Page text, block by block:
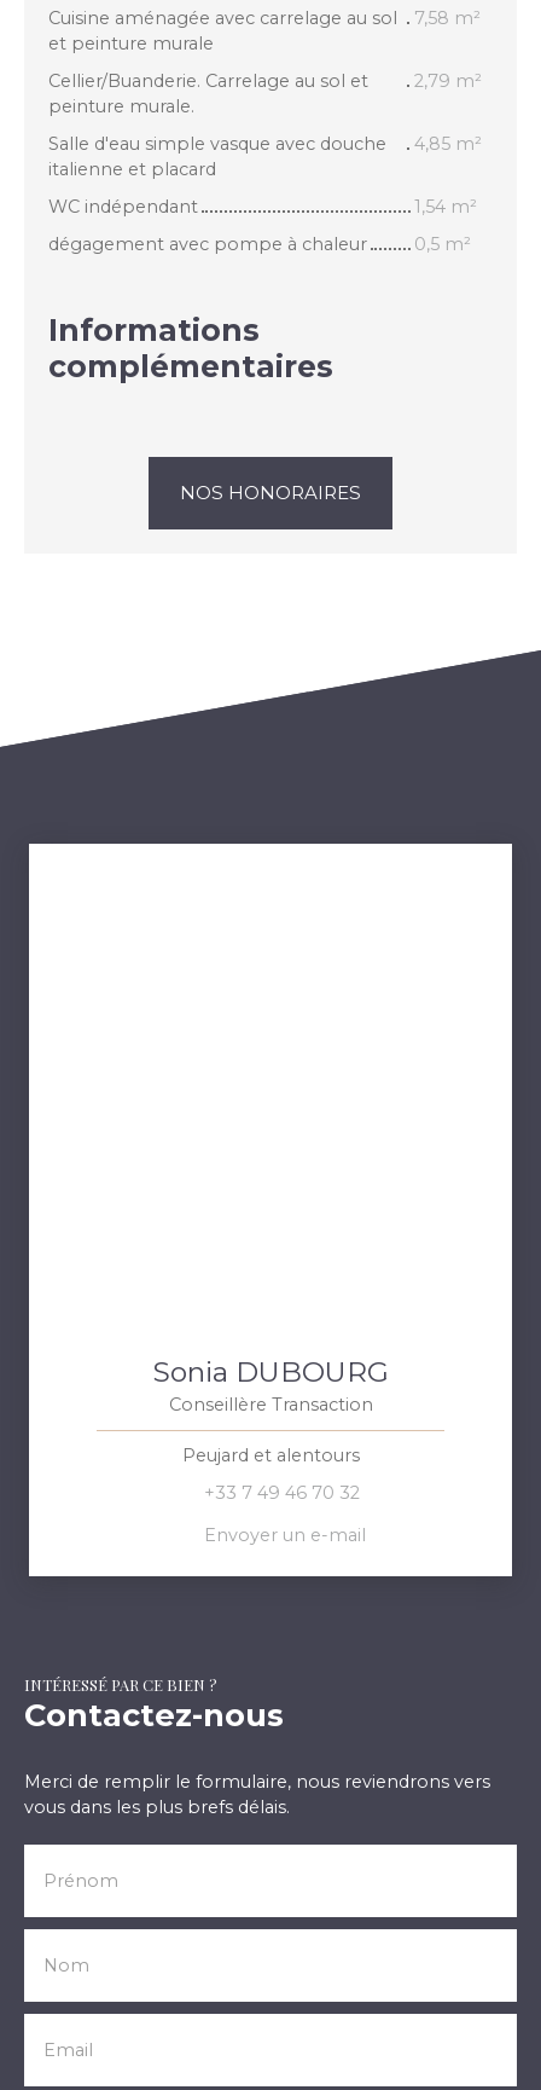
Cuisine aménagée avec carrelage au sol
et peinture murale
7,58 m²
Cellier/Buanderie. Carrelage au sol et
peinture murale.
2,79 m²
Salle d'eau simple vasque avec douche
italienne et placard
4,85 m²
WC indépendant
1,54 m²
dégagement avec pompe à chaleur
0,5 m²
Informations
complémentaires
NOS HONORAIRES
Sonia DUBOURG
Conseillère Transaction
Peujard et alentours
+33 7 49 46 70 32
Envoyer un e-mail
INTÉRESSÉ PAR CE BIEN ?
Contactez-nous
Merci de remplir le formulaire, nous reviendrons vers
vous dans les plus brefs délais.
Prénom
Nom
Email